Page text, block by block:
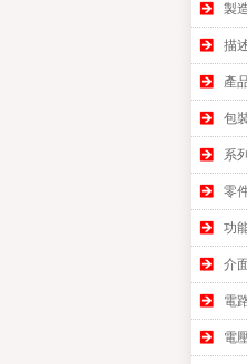
製
描
產
包
系
零
功
介
電
電